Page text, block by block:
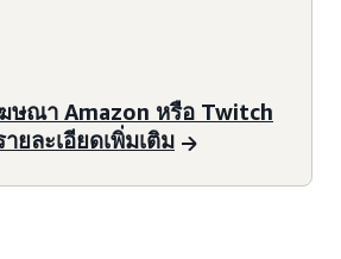
ษณา Amazon หรือ Twitch
ยละเอียดเพิ่มเติม